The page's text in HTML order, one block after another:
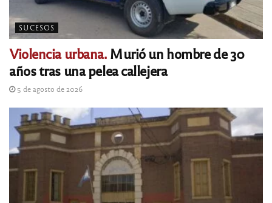
SUCESOS
Violencia urbana.Murió un hombre de 30
años tras una pelea callejera
5 de agosto de 2026